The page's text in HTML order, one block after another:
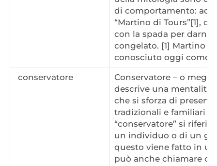
di comportamento: ad
“Martino di Tours”[1],
con la spada per darne
congelato. [1] Martino di
conosciuto oggi come
conservatore
Conservatore – o
descrive una mentalità
che si sforza di
tradizionali e familiari
“conservatore” si
un individuo o di un
questo viene fatto in
può anche chiamare